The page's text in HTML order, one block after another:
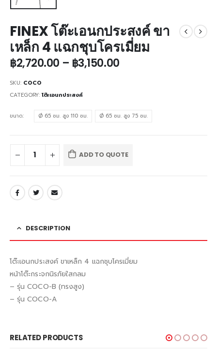
FINEX โต๊ะเอนกประสงค์ ขา
เหล็ก 4 แฉกชุบโครเมี่ยม
฿2,720.00 – ฿3,150.00
SKU: COCO
CATEGORY: โต๊ะเอนกประสงค์
ขนาด Ø 65 ซม. สูง 110 ซม. Ø 65 ซม. สูง 75 ซม.
ADD TO QUOTE
DESCRIPTION
โต๊ะเอนกประสงค์ ขาเหล็ก 4 แฉกชุบโครเมี่ยม
หน้าโต๊ะกระจกนิรภัยใสกลม
– รุ่น COCO-B (ทรงสูง)
– รุ่น COCO-A
RELATED PRODUCTS